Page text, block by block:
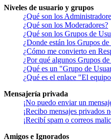
Niveles de usuario y grupos
¿Qué son los
¿Qué son los Moderadores?
¿Qué son los Grupos de
¿Donde están los Grupos
¿Cómo me convierto en
¿Por qué algunos Grupos
¿Qué es un "Grupo de
¿Qué es el enlace "El
Mensajería privada
¡No puedo enviar un
¡Recibo mensajes privados
¡Recibí spam o correos
Amigos e Ignorados